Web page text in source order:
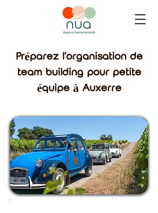
Préparez l'organisation de
team building pour petite
équipe à Auxerre